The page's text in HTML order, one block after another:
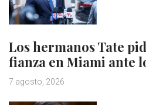
Los hermanos Tate
fianza en Miami ante
7 agosto, 2026